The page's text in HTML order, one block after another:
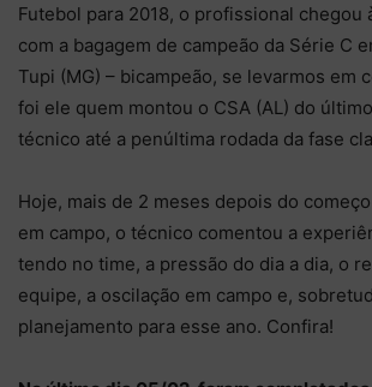
Futebol para 2018, o profissional chegou
com a bagagem de campeão da Série C
Tupi (MG) – bicampeão, se levarmos em
foi ele quem montou o CSA (AL) do
técnico até a penúltima rodada da fase
Hoje, mais de 2 meses depois do
em campo, o técnico comentou a
tendo no time, a pressão do dia a dia, o
equipe, a oscilação em campo e,
planejamento para esse ano. Confira!